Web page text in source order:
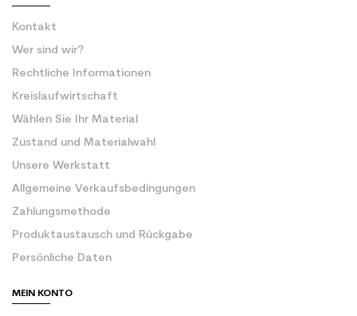
Kontakt
Wer sind wir?
Rechtliche Informationen
Kreislaufwirtschaft
Wählen Sie Ihr Material
Zustand und Materialwahl
Unsere Werkstatt
Allgemeine Verkaufsbedingungen
Zahlungsmethode
Produktaustausch und Rückgabe
Persönliche Daten
MEIN KONTO